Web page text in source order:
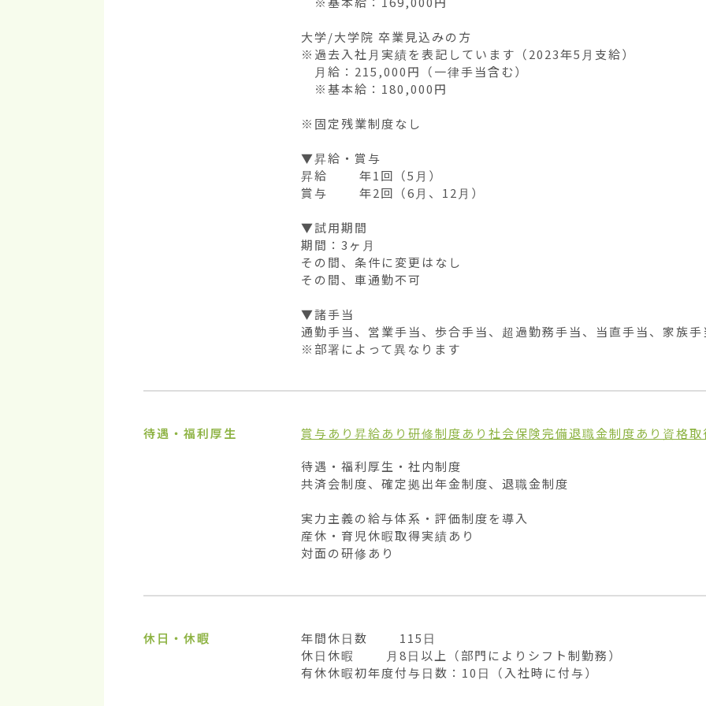
大学/大学院 卒業見込みの方
※過去入社月実績を表記しています（2023年5月支給）
月給：215,000円（一律手当含む）
※基本給：180,000円
※固定残業制度なし
▼昇給・賞与
昇給        年1回（5月）
賞与        年2回（6月、12月）
▼試用期間
期間：3ヶ月
その間、条件に変更はなし
その間、車通勤不可
▼諸手当
通勤手当、営業手当、歩合手当、超過勤務手当、当直手当、家族
※部署によって異なります
待遇・福利厚生 賞与あり 昇給あり 研修制度あり 社会保険完備退職金制度あり 資格
待遇・福利厚生・社内制度
共済会制度、確定拠出年金制度、退職金制度
実力主義の給与体系・評価制度を導入
産休・育児休暇取得実績あり
対面の研修あり
休日・休暇
年間休日数        115日
休日休暇        月8日以上（部門によりシフト制勤務）
有休休暇初年度付与日数：10日（入社時に付与）